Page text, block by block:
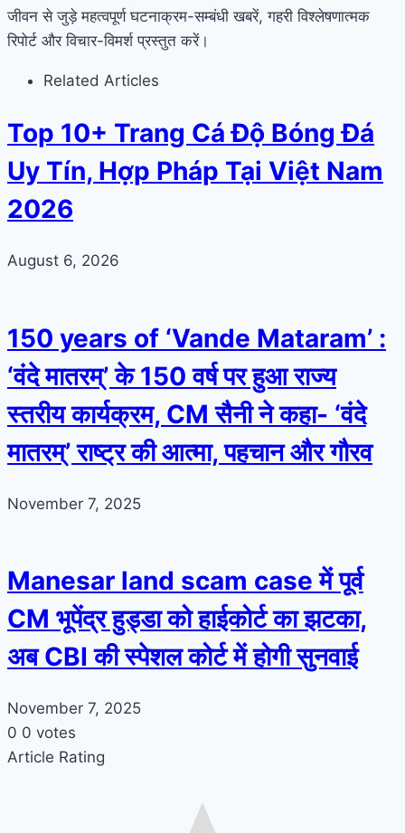
जीवन से जुड़े महत्वपूर्ण घटनाक्रम-सम्बंधी खबरें, गहरी विश्लेषणात्मक
रिपोर्ट और विचार-विमर्श प्रस्तुत करें।
Related Articles
Top 10+ Trang Cá Độ Bóng Đá
Uy Tín, Hợp Pháp Tại Việt Nam
2026
August 6, 2026
150 years of ‘Vande Mataram’ :
‘वंदे मातरम्’ के 150 वर्ष पर हुआ राज्य
स्तरीय कार्यक्रम, CM सैनी ने कहा- ‘वंदे
मातरम्’ राष्ट्र की आत्मा, पहचान और गौरव
November 7, 2025
Manesar land scam case में पूर्व
CM भूपेंद्र हुड्डा को हाईकोर्ट का झटका,
अब CBI की स्पेशल कोर्ट में होगी सुनवाई
November 7, 2025
0 0 votes
Article Rating